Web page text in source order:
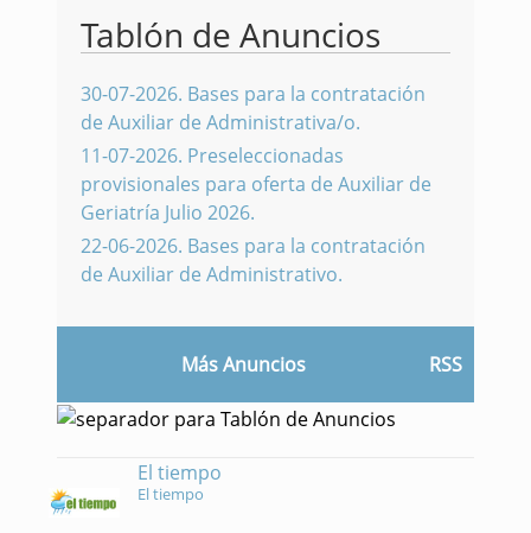
Tablón de Anuncios
30-07-2026. Bases para la contratación
de Auxiliar de Administrativa/o.
11-07-2026. Preseleccionadas
provisionales para oferta de Auxiliar de
Geriatría Julio 2026.
22-06-2026. Bases para la contratación
de Auxiliar de Administrativo.
Más Anuncios RSS
El tiempo
El tiempo